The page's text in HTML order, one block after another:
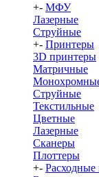
+- МФУ
Лазерные
Струйные
+- Принтеры
3D принтеры
Матричные
Струйные
Текстильные
Цветные
Лазерные
Сканеры
Плоттеры
+- Расходные